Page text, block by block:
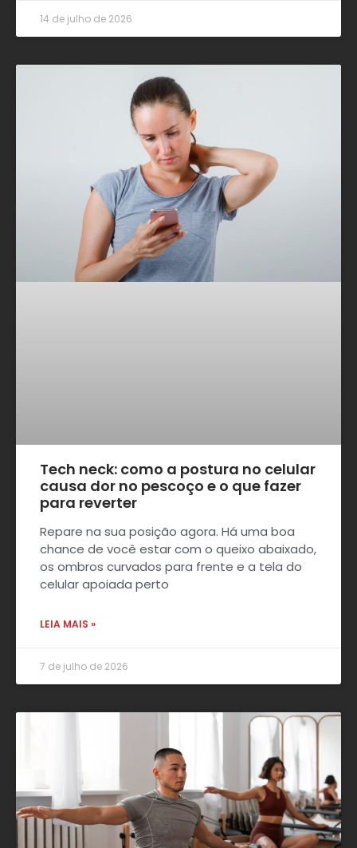
14 de julho de 2026
Tech neck: como a postura no celular
causa dor no pescoço e o que fazer
para reverter
Repare na sua posição agora. Há uma boa
chance de você estar com o queixo abaixado,
os ombros curvados para frente e a tela do
celular apoiada perto
LEIA MAIS »
7 de julho de 2026